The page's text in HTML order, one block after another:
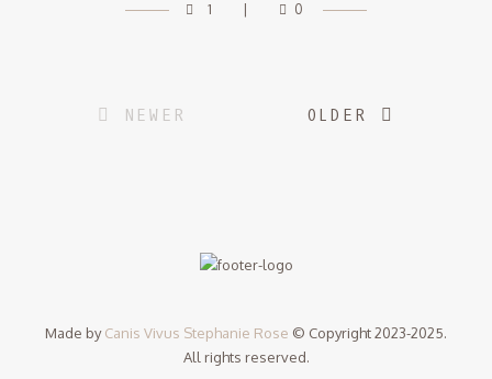
1 0
Posts
NEWER OLDER
Made byCanis Vivus Stephanie Rose © Copyright 2023-2025.
All rights reserved.